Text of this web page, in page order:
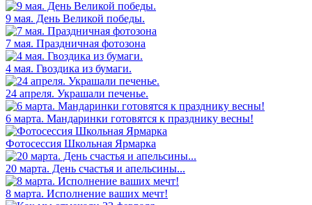
9 мая. День Великой победы.
7 мая. Праздничная фотозона
4 мая. Гвоздика из бумаги.
24 апреля. Украшали печенье.
6 марта. Мандаринки готовятся к празднику весны!
Фотосессия Школьная Ярмарка
20 марта. День счастья и апельсины...
8 марта. Исполнение ваших мечт!